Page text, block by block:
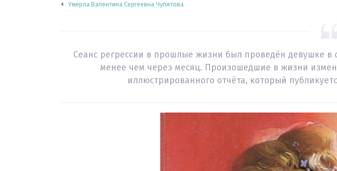
Умерла Валентина Сергеевна Чупятова
Сеанс регрессии в прошлые жизни был проведён девушке в
менее чем через месяц. Произошедшие в жизни
иллюстрированного отчёта, который